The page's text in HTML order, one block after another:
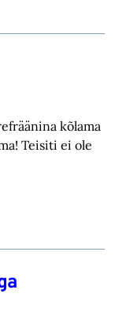
kõlama
‎Teisiti ei ole